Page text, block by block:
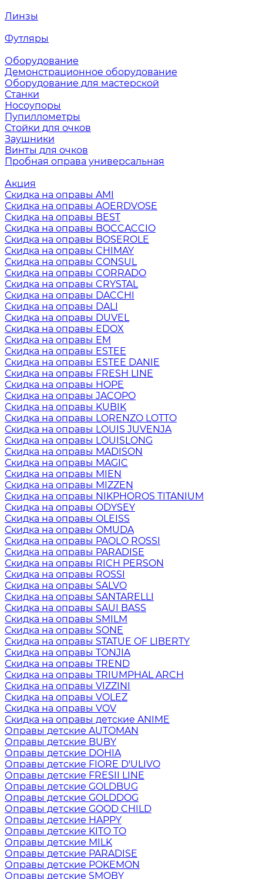
Линзы
Футляры
Оборудование
Демонстрационное оборудование
Оборудование для мастерской
Станки
Носоупоры
Пупиллометры
Стойки для очков
Заушники
Винты для очков
Пробная оправа универсальная
Акция
Скидка на оправы AMI
Скидка на оправы AOERDVOSE
Скидка на оправы BEST
Скидка на оправы BOCCACCIO
Скидка на оправы BOSEROLE
Скидка на оправы CHIMAY
Скидка на оправы CONSUL
Скидка на оправы CORRADO
Скидка на оправы CRYSTAL
Скидка на оправы DACCHI
Скидка на оправы DALI
Скидка на оправы DUVEL
Скидка на оправы EDOX
Скидка на оправы EM
Скидка на оправы ESTEE
Скидка на оправы ESTEE DANIE
Скидка на оправы FRESH LINE
Скидка на оправы HOPE
Скидка на оправы JACOPO
Скидка на оправы KUBIK
Скидка на оправы LORENZO LOTTO
Скидка на оправы LOUIS JUVENJA
Скидка на оправы LOUISLONG
Скидка на оправы MADISON
Скидка на оправы MAGIC
Скидка на оправы MIEN
Скидка на оправы MIZZEN
Скидка на оправы NIKPHOROS TITANIUM
Скидка на оправы ODYSEY
Скидка на оправы OLEISS
Скидка на оправы OMUDA
Скидка на оправы PAOLO ROSSI
Скидка на оправы PARADISE
Скидка на оправы RICH PERSON
Скидка на оправы ROSSI
Скидка на оправы SALVO
Скидка на оправы SANTARELLI
Скидка на оправы SAUI BASS
Скидка на оправы SMILM
Скидка на оправы SONE
Скидка на оправы STATUE OF LIBERTY
Скидка на оправы TONJIA
Скидка на оправы TREND
Скидка на оправы TRIUMPHAL ARCH
Скидка на оправы VIZZINI
Скидка на оправы VOLEZ
Скидка на оправы VOV
Скидка на оправы детские ANIME
Оправы детские AUTOMAN
Оправы детские BUBY
Оправы детские DOHIA
Оправы детские FIORE D'ULIVO
Оправы детские FRESII LINE
Оправы детские GOLDBUG
Оправы детские GOLDDOG
Оправы детские GOOD CHILD
Оправы детские HAPPY
Оправы детские KITO TO
Оправы детские MILK
Оправы детские PARADISE
Оправы детские POKEMON
Оправы детские SMOBY